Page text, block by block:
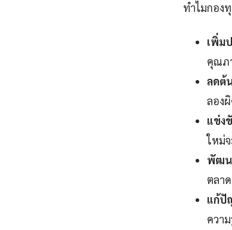
ทำไมกอง
เพิ่ม
คุณภ
ลดต้
ลอง
แข่ง
ใหม่
พัฒน
ตลา
แก้ปั
ควา